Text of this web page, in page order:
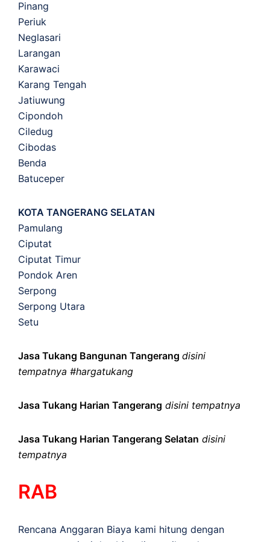
Pinang
Periuk
Neglasari
Larangan
Karawaci
Karang Tengah
Jatiuwung
Cipondoh
Ciledug
Cibodas
Benda
Batuceper
KOTA TANGERANG SELATAN
Pamulang
Ciputat
Ciputat Timur
Pondok Aren
Serpong
Serpong Utara
Setu
Jasa Tukang Bangunan Tangerang disini
tempatnya #hargatukang
Jasa Tukang Harian Tangerang disini tempatnya
Jasa Tukang Harian Tangerang Selatan disini
tempatnya
RAB
Rencana Anggaran Biaya kami hitung dengan